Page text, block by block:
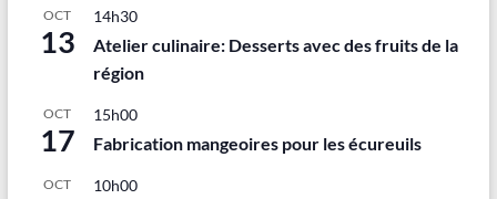
OCT
13
14h30
Atelier culinaire: Desserts avec des fruits de la
région
OCT
17
15h00
Fabrication mangeoires pour les écureuils
OCT 10h00